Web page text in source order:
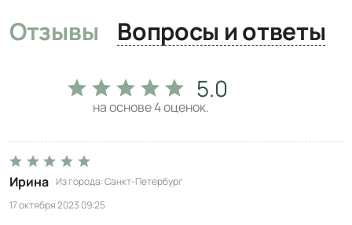
Отзывы Вопросы и ответы
5.0
на основе4оценок.
Ирина Из города Санкт-Петербург
17 октября 2023 09:25